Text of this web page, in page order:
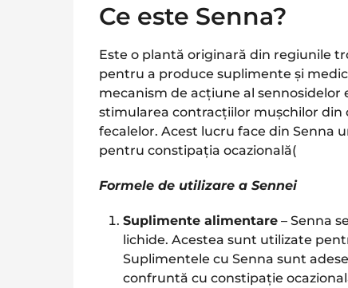
Ce este Senna?
Este o plantă originară din regiunile
pentru a produce suplimente și
mecanism de acțiune al
stimularea contracțiilor mușchilor din
fecalelor. Acest lucru face din Senna
pentru constipația ocazională​(
Formele de utilizare a Sennei
Suplimente alimentare – Senna
lichide. Acestea sunt utilizate
Suplimentele cu Senna sunt
confruntă cu constipație